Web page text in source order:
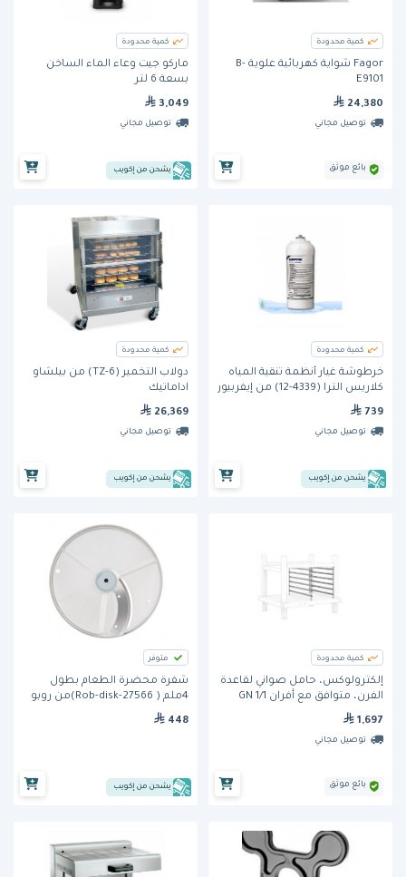
كمية محدودة
Fagor شواية كهربائية علوية B-
E9101
24,380
توصيل مجاني
بائع موثق
كمية محدودة
ماركو جيت وعاء الماء الساخن
بسعة 6 لتر
3,049
توصيل مجاني
يشحن من إكويب
كمية محدودة
خرطوشة غيار أنظمة تنقية المياه
كلاريس الترا (4339-12) من إيفربيور
739
توصيل مجاني
يشحن من إكويب
كمية محدودة
دولاب التخمير (TZ-6) من بيلشاو
اداماتيك
26,369
توصيل مجاني
يشحن من إكويب
كمية محدودة
إلكترولوكس، حامل صواني لقاعدة
الفرن، متوافق مع أفران GN 1/1
1,697
توصيل مجاني
بائع موثق
متوفر
شفرة محضرة الطعام بطول
4ملم ( Rob-disk-27566)من روبو
448
يشحن من إكويب